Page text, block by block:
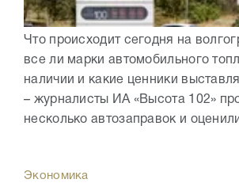
Что происходит сегодня на
все ли марки автомобильного
наличии и какие ценники
– журналисты ИА «Высота 102»
несколько автозаправок и
Экономика